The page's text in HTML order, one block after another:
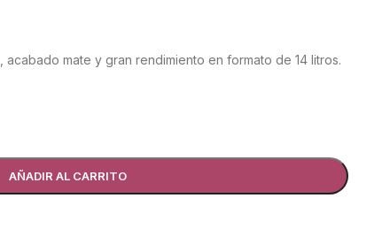
, acabado mate y gran rendimiento en formato de 14 litros.
AÑADIR AL CARRITO